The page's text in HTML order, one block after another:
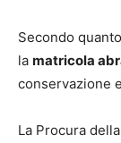
Secondo
la matricola
conservazione
La Procura